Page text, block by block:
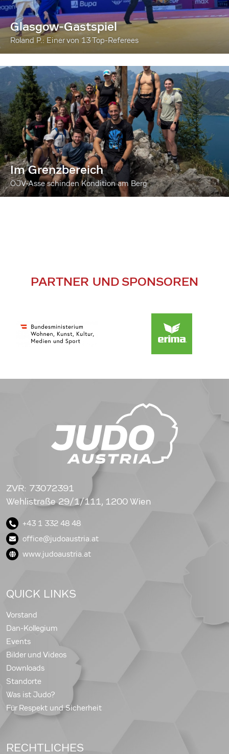
Glasgow-Gastspiel
Roland P.: Einer von 13 Top-Referees
Im Grenzbereich
ÖJV-Asse schinden Kondition am Berg
PARTNER UND SPONSOREN
ZVR: 73072391
Wehlistraße 29/1/111, 1200 Wien
+43 1 332 48 48
office@judoaustria.at
www.judoaustria.at
QUICK LINKS
Vorstand
Dan-Kollegium
Events
Bilder und Videos
Downloads
Standorte
Was ist Judo?
Für Respekt und Sicherheit
RECHTLICHES